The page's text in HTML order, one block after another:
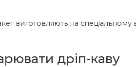
виготовляють на спеціальному
дріп-каву